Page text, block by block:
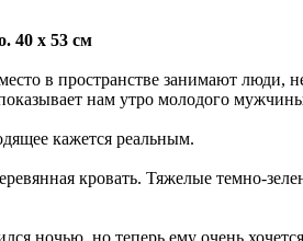
40 x 53 см
в пространстве занимают люди,
нам утро молодого
кажется реальным.
кровать. Тяжелые темно-
ночью, но теперь ему очень